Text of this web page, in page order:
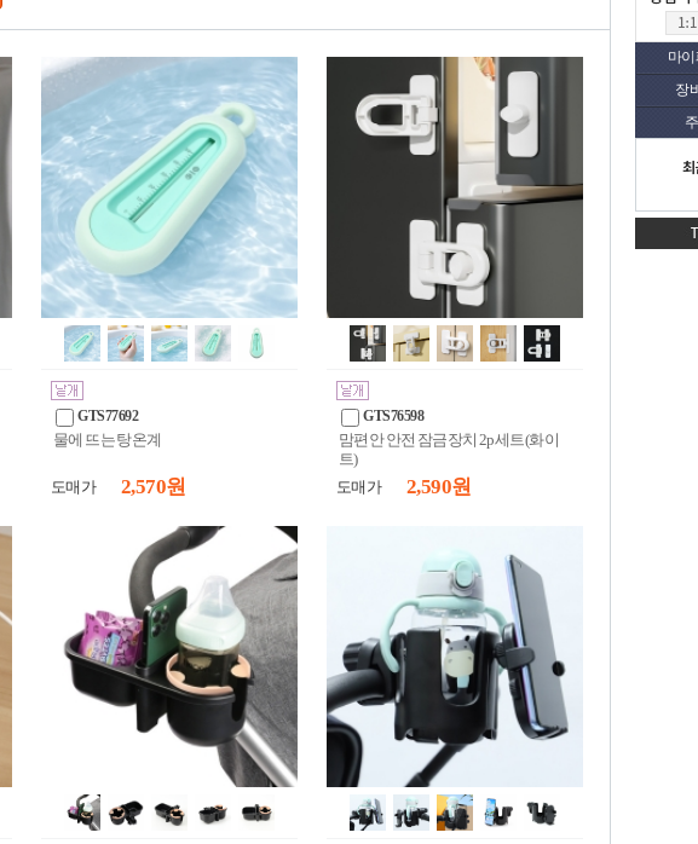
마
장
GTS77692
물에 뜨는 탕온계
도매가 2,570 원
GTS76598
맘편안 안전 잠금장치 2p세트(화이
트)
도매가
2,590 원